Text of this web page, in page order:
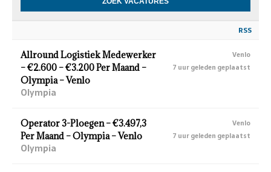
RSS
Allround Logistiek Medewerker
– €2.600 – €3.200 Per Maand –
Olympia – Venlo
Olympia
Venlo
7 uur geleden geplaatst
Operator 3-Ploegen – €3.497,3
Per Maand – Olympia – Venlo
Olympia
Venlo
7 uur geleden geplaatst